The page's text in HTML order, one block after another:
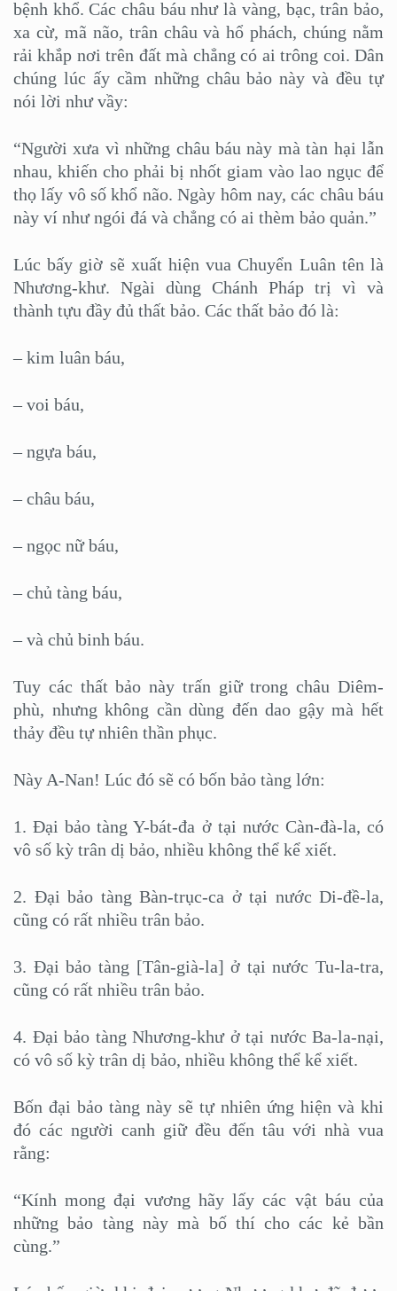
bệnh khổ. Các châu báu như là vàng, bạc, trân bảo,
xa cừ, mã não, trân châu và hổ phách, chúng nằm
rải khắp nơi trên đất mà chẳng có ai trông coi. Dân
chúng lúc ấy cầm những châu bảo này và đều tự
nói lời như vầy:
“Người xưa vì những châu báu này mà tàn hại lẫn
nhau, khiến cho phải bị nhốt giam vào lao ngục để
thọ lấy vô số khổ não. Ngày hôm nay, các châu báu
này ví như ngói đá và chẳng có ai thèm bảo quản.”
Lúc bấy giờ sẽ xuất hiện vua Chuyển Luân tên là
Nhương-khư. Ngài dùng Chánh Pháp trị vì và
thành tựu đầy đủ thất bảo. Các thất bảo đó là:
– kim luân báu,
– voi báu,
– ngựa báu,
– châu báu,
– ngọc nữ báu,
– chủ tàng báu,
– và chủ binh báu.
Tuy các thất bảo này trấn giữ trong châu Diêm-
phù, nhưng không cần dùng đến dao gậy mà hết
thảy đều tự nhiên thần phục.
Này A-Nan! Lúc đó sẽ có bốn bảo tàng lớn:
1. Đại bảo tàng Y-bát-đa ở tại nước Càn-đà-la, có
vô số kỳ trân dị bảo, nhiều không thể kể xiết.
2. Đại bảo tàng Bàn-trục-ca ở tại nước Di-đề-la,
cũng có rất nhiều trân bảo.
3. Đại bảo tàng [Tân-già-la] ở tại nước Tu-la-tra,
cũng có rất nhiều trân bảo.
4. Đại bảo tàng Nhương-khư ở tại nước Ba-la-nại,
có vô số kỳ trân dị bảo, nhiều không thể kể xiết.
Bốn đại bảo tàng này sẽ tự nhiên ứng hiện và khi
đó các người canh giữ đều đến tâu với nhà vua
rằng:
“Kính mong đại vương hãy lấy các vật báu của
những bảo tàng này mà bố thí cho các kẻ bần
cùng.”